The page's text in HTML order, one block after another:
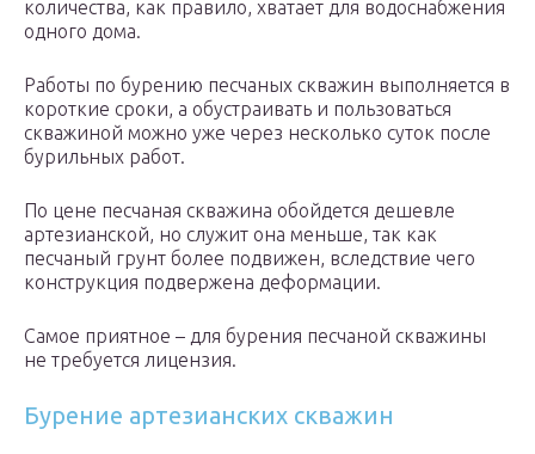
количества, как правило, хватает для водоснабжения
одного дома.
Работы по бурению песчаных скважин выполняется в
короткие сроки, а обустраивать и пользоваться
скважиной можно уже через несколько суток после
бурильных работ.
По цене песчаная скважина обойдется дешевле
артезианской, но служит она меньше, так как
песчаный грунт более подвижен, вследствие чего
конструкция подвержена деформации.
Самое приятное – для бурения песчаной скважины
не требуется лицензия.
Бурение артезианских скважин